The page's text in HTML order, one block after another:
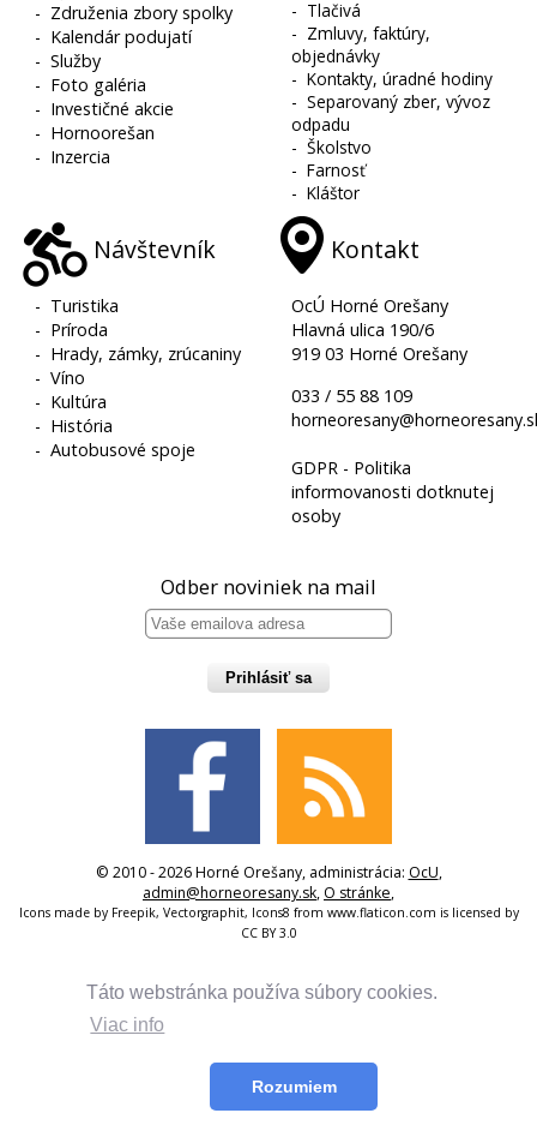
Táto webstránka používa súbory cookies.
Viac info
Rozumiem
- Združenia zbory spolky
- Kalendár podujatí
-Služby
- Foto galéria
- Investičné akcie
- Hornoorešan
- Inzercia
- Tlačivá
- Zmluvy, faktúry,
objednávky
-Kontakty, úradné hodiny
-Separovaný zber, vývoz
odpadu
-Školstvo
-Farnosť
-Kláštor
Návštevník
- Turistika
- Príroda
- Hrady, zámky, zrúcaniny
-Víno
- Kultúra
- História
-Autobusové spoje
Kontakt
OcÚ Horné Orešany
Hlavná ulica 190/6
919 03 Horné Orešany
033 / 55 88 109
GDPR - Politika
informovanosti dotknutej
osoby
Odber noviniek na mail
Prihlásiť sa
© 2010 - 2026 Horné Orešany, administrácia: OcU,
admin@horneoresany.sk, O stránke,
Icons made by Freepik, Vectorgraphit, Icons8 from www.flaticon.com is licensed by
CC BY 3.0